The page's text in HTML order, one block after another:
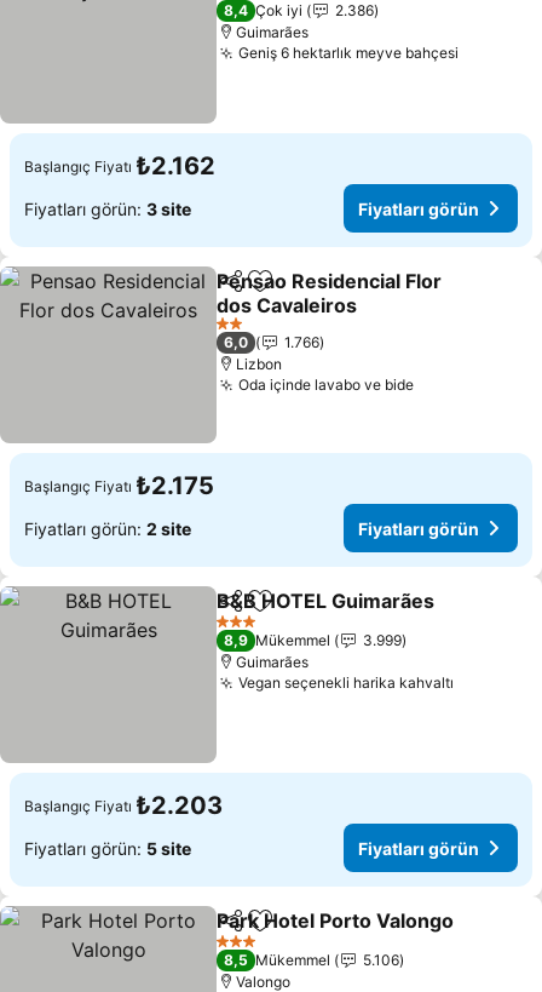
Fiyatları görün
8,4 Çok iyi
2.386
Guimarães
Geniş 6 hektarlık meyve bahçesi
Başlangıç Fiyatı ₺2.162
Fiyatları görün: 3 site Fiyatları görün
PaylaşFavorilerime ekle
Pensao Residencial Flor
dos Cavaleiros
Fiyatları görün
2 Yıldız
6,0
1.766
Lizbon
Oda içinde lavabo ve bideFiyatları
Başlangıç Fiyatı ₺2.175
Fiyatları görün: 2 site Fiyatları görün
PaylaşFavorilerime ekle
B&B HOTEL Guimarães
3 Yıldız
8,9 Mükemmel
3.999
Guimarães
Vegan seçenekli harika kahvaltı
Başlangıç Fiyatı ₺2.203
Fiyatları görün: 5 site Fiyatları görün
PaylaşFavorilerime ekle
Park Hotel Porto Valongo
3 Yıldız
8,5 Mükemmel
5.106
Valongo